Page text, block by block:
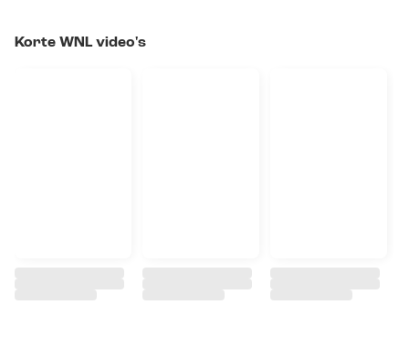
Korte WNL video's